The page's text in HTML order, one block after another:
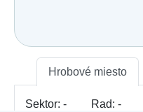
Hrobové miesto
Sektor: - Rad: -